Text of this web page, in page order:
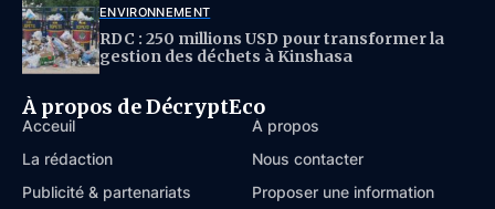
ENVIRONNEMENT
RDC : 250 millions USD pour transformer la
gestion des déchets à Kinshasa
À propos de DécryptEco
Acceuil
À propos
La rédaction
Nous contacter
Publicité & partenariats
Proposer une information